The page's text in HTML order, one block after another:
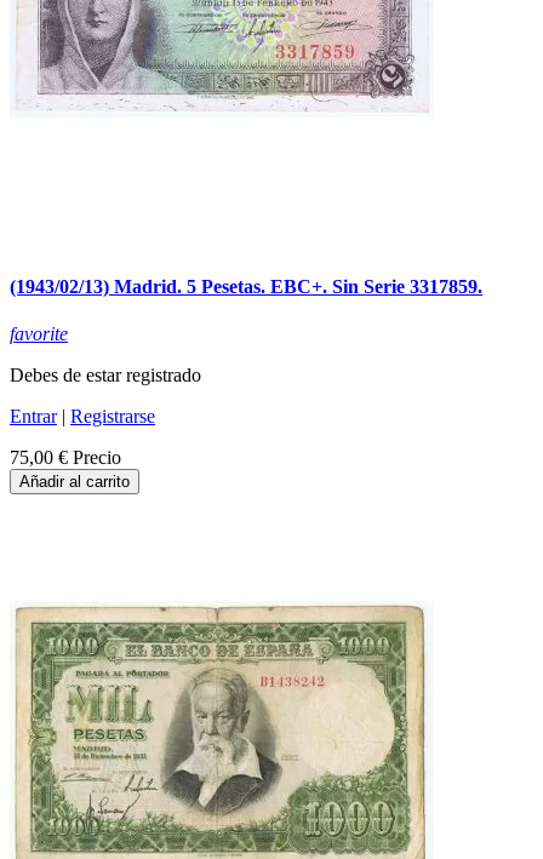
(1943/02/13) Madrid. 5 Pesetas. EBC+. Sin Serie 3317859.
favorite
Debes de estar registrado
Entrar| Registrarse
75,00 € Precio
Añadir al carrito